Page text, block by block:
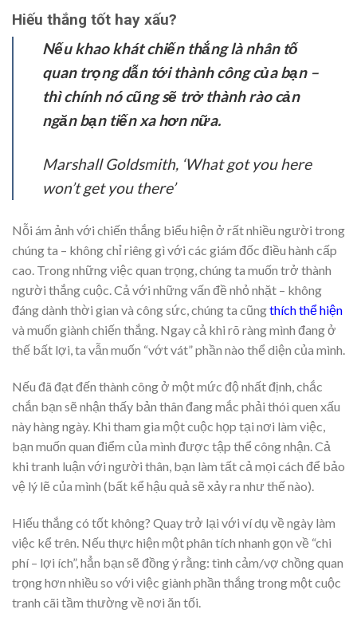
Hiếu thắng tốt hay xấu?
Nếu khao khát chiến thắng là nhân tố
quan trọng dẫn tới thành công của bạn –
thì chính nó cũng sẽ trở thành rào cản
ngăn bạn tiến xa hơn nữa.
Marshall Goldsmith, ‘What got you here
won’t get you there’
Nỗi ám ảnh với chiến thắng biểu hiện ở rất nhiều người trong
chúng ta – không chỉ riêng gì với các giám đốc điều hành cấp
cao. Trong những việc quan trọng, chúng ta muốn trở thành
người thắng cuộc. Cả với những vấn đề nhỏ nhặt – không
đáng dành thời gian và công sức, chúng ta cũngthích thể hiện
và muốn giành chiến thắng. Ngay cả khi rõ ràng mình đang ở
thế bất lợi, ta vẫn muốn “vớt vát” phần nào thể diện của mình.
Nếu đã đạt đến thành công ở một mức độ nhất định, chắc
chắn bạn sẽ nhận thấy bản thân đang mắc phải thói quen xấu
này hàng ngày. Khi tham gia một cuộc họp tại nơi làm việc,
bạn muốn quan điểm của mình được tập thể công nhận. Cả
khi tranh luận với người thân, bạn làm tất cả mọi cách để bảo
vệ lý lẽ của mình (bất kể hậu quả sẽ xảy ra như thế nào).
Hiếu thắng có tốt không? Quay trở lại với ví dụ về ngày làm
việc kể trên. Nếu thực hiện một phân tích nhanh gọn về “chi
phí – lợi ích”, hẳn bạn sẽ đồng ý rằng: tình cảm/vợ chồng quan
trọng hơn nhiều so với việc giành phần thắng trong một cuộc
tranh cãi tầm thường về nơi ăn tối.